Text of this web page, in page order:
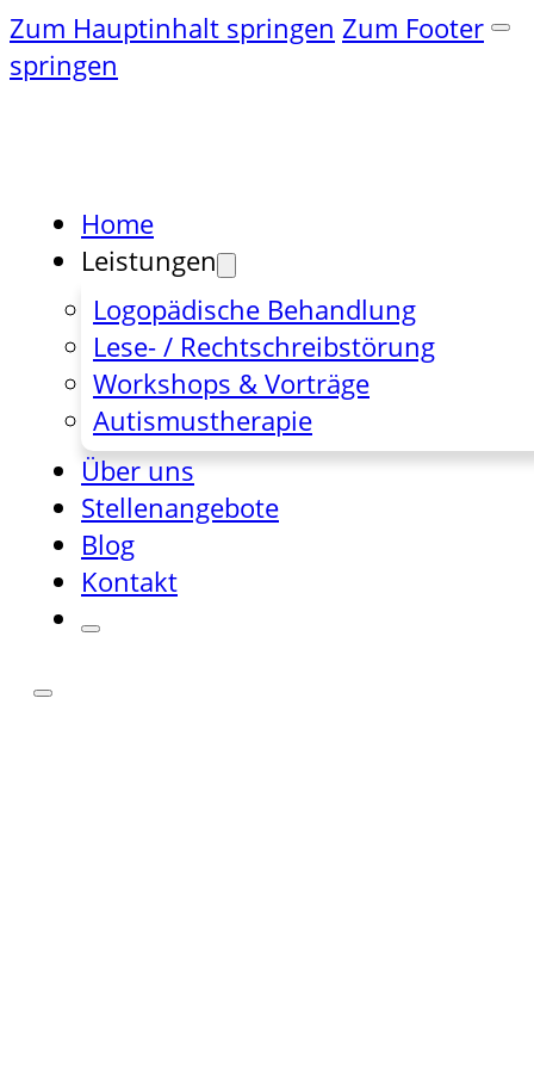
Zum Hauptinhalt springen Zum Footer
springen
Home
Leistungen
Logopädische Behandlung
Lese- / Rechtschreibstörung
Workshops & Vorträge
Autismustherapie
Über uns
Stellenangebote
Blog
Kontakt